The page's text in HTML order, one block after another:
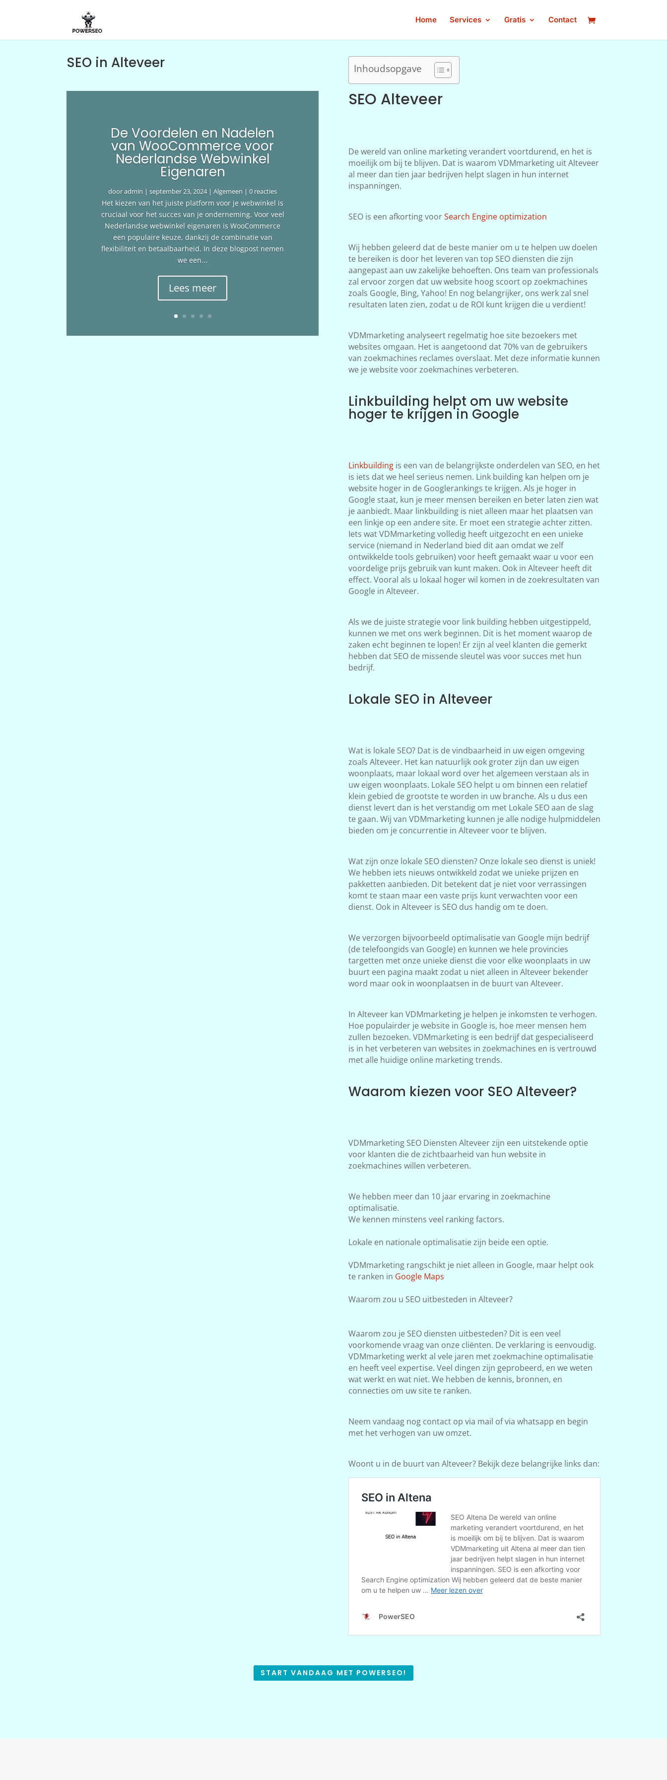
Home Services Gratis Contact
SEO in Alteveer
De Voordelen en Nadelen
van WooCommerce voor
Nederlandse Webwinkel
Eigenaren
dooradmin |september 23, 2024|Algemeen | 0 reacties
Het kiezen van het juiste platform voor je webwinkel is
cruciaal voor het succes van je onderneming. Voor veel
Nederlandse webwinkel eigenaren is WooCommerce
een populaire keuze, dankzij de combinatie van
flexibiliteit en betaalbaarheid. In deze blogpost nemen
we een...
Lees meer
Inhoudsopgave
SEO Alteveer
De wereld van online marketing verandert voortdurend, en het is
moeilijk om bij te blijven. Dat is waarom VDMmarketing uit Alteveer
al meer dan tien jaar bedrijven helpt slagen in hun internet
inspanningen.
SEO is een afkorting voorSearch Engine optimization
Wij hebben geleerd dat de beste manier om u te helpen uw doelen
te bereiken is door het leveren van top SEO diensten die zijn
aangepast aan uw zakelijke behoeften. Ons team van professionals
zal ervoor zorgen dat uw website hoog scoort op zoekmachines
zoals Google, Bing, Yahoo! En nog belangrijker, ons werk zal snel
resultaten laten zien, zodat u de ROI kunt krijgen die u verdient!
VDMmarketing analyseert regelmatig hoe site bezoekers met
websites omgaan. Het is aangetoond dat 70% van de gebruikers
van zoekmachines reclames overslaat. Met deze informatie kunnen
we je website voor zoekmachines verbeteren.
Linkbuilding helpt om uw website
hoger te krijgen in Google
Linkbuildingis een van de belangrijkste onderdelen van SEO, en het
is iets dat we heel serieus nemen. Link building kan helpen om je
website hoger in de Googlerankings te krijgen. Als je hoger in
Google staat, kun je meer mensen bereiken en beter laten zien wat
je aanbiedt. Maar linkbuilding is niet alleen maar het plaatsen van
een linkje op een andere site. Er moet een strategie achter zitten.
Iets wat VDMmarketing volledig heeft uitgezocht en een unieke
service (niemand in Nederland bied dit aan omdat we zelf
ontwikkelde tools gebruiken) voor heeft gemaakt waar u voor een
voordelige prijs gebruik van kunt maken. Ook in Alteveer heeft dit
effect. Vooral als u lokaal hoger wil komen in de zoekresultaten van
Google in Alteveer.
Als we de juiste strategie voor link building hebben uitgestippeld,
kunnen we met ons werk beginnen. Dit is het moment waarop de
zaken echt beginnen te lopen! Er zijn al veel klanten die gemerkt
hebben dat SEO de missende sleutel was voor succes met hun
bedrijf.
Lokale SEO in Alteveer
Wat is lokale SEO? Dat is de vindbaarheid in uw eigen omgeving
zoals Alteveer. Het kan natuurlijk ook groter zijn dan uw eigen
woonplaats, maar lokaal word over het algemeen verstaan als in
uw eigen woonplaats. Lokale SEO helpt u om binnen een relatief
klein gebied de grootste te worden in uw branche. Als u dus een
dienst levert dan is het verstandig om met Lokale SEO aan de slag
te gaan. Wij van VDMmarketing kunnen je alle nodige hulpmiddelen
bieden om je concurrentie in Alteveer voor te blijven.
Wat zijn onze lokale SEO diensten? Onze lokale seo dienst is uniek!
We hebben iets nieuws ontwikkeld zodat we unieke prijzen en
pakketten aanbieden. Dit betekent dat je niet voor verrassingen
komt te staan maar een vaste prijs kunt verwachten voor een
dienst. Ook in Alteveer is SEO dus handig om te doen.
We verzorgen bijvoorbeeld optimalisatie van Google mijn bedrijf
(de telefoongids van Google) en kunnen we hele provincies
targetten met onze unieke dienst die voor elke woonplaats in uw
buurt een pagina maakt zodat u niet alleen in Alteveer bekender
word maar ook in woonplaatsen in de buurt van Alteveer.
In Alteveer kan VDMmarketing je helpen je inkomsten te verhogen.
Hoe populairder je website in Google is, hoe meer mensen hem
zullen bezoeken. VDMmarketing is een bedrijf dat gespecialiseerd
is in het verbeteren van websites in zoekmachines en is vertrouwd
met alle huidige online marketing trends.
Waarom kiezen voor SEO Alteveer?
VDMmarketing SEO Diensten Alteveer zijn een uitstekende optie
voor klanten die de zichtbaarheid van hun website in
zoekmachines willen verbeteren.
We hebben meer dan 10 jaar ervaring in zoekmachine
optimalisatie.
We kennen minstens veel ranking factors.
Lokale en nationale optimalisatie zijn beide een optie.
VDMmarketing rangschikt je niet alleen in Google, maar helpt ook
te ranken in Google Maps
Waarom zou u SEO uitbesteden in Alteveer?
Waarom zou je SEO diensten uitbesteden? Dit is een veel
voorkomende vraag van onze cliënten. De verklaring is eenvoudig.
VDMmarketing werkt al vele jaren met zoekmachine optimalisatie
en heeft veel expertise. Veel dingen zijn geprobeerd, en we weten
wat werkt en wat niet. We hebben de kennis, bronnen, en
connecties om uw site te ranken.
Neem vandaag nog contact op via mail of via whatsapp en begin
met het verhogen van uw omzet.
Woont u in de buurt van Alteveer? Bekijk deze belangrijke links dan:
START VANDAAG MET POWERSEO!